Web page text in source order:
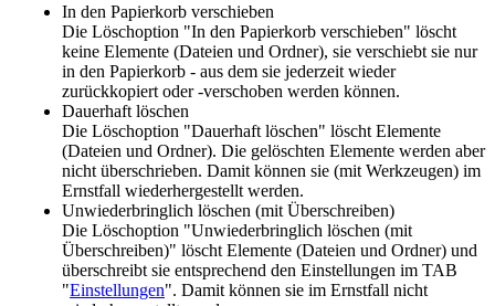
In den Papierkorb verschieben
Die Löschoption "In den Papierkorb verschieben" löscht
keine Elemente (Dateien und Ordner), sie verschiebt sie nur
in den Papierkorb - aus dem sie jederzeit wieder
zurückkopiert oder -verschoben werden können.
Dauerhaft löschen
Die Löschoption "Dauerhaft löschen" löscht Elemente
(Dateien und Ordner). Die gelöschten Elemente werden aber
nicht überschrieben. Damit können sie (mit Werkzeugen) im
Ernstfall wiederhergestellt werden.
Unwiederbringlich löschen (mit Überschreiben)
Die Löschoption "Unwiederbringlich löschen (mit
Überschreiben)" löscht Elemente (Dateien und Ordner) und
überschreibt sie entsprechend den Einstellungen im TAB
"Einstellungen". Damit können sie im Ernstfall nicht